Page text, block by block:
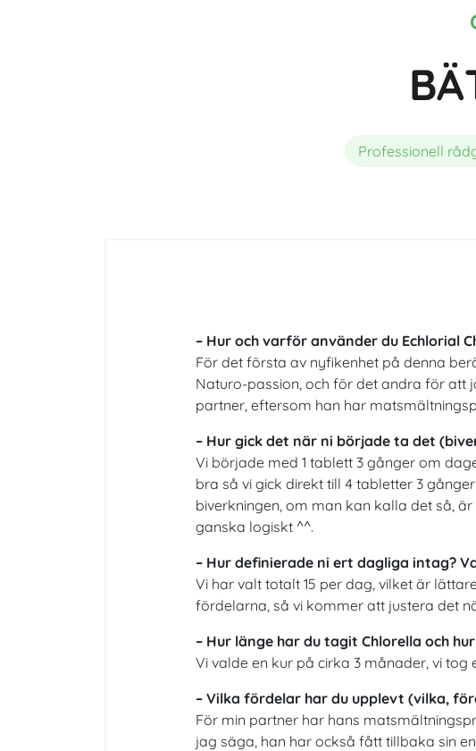
Professionell
– Hur och varför använder du Echlorial
För det första av nyfikenhet på denna
Naturo-passion, och för det andra för att
partner, eftersom han har
– Hur gick det när ni började ta det
Vi började med 1 tablett 3 gånger om
bra så vi gick direkt till 4 tabletter 3
biverkningen, om man kan kalla det så,
ganska logiskt ^^.
– Hur definierade ni ert dagliga intag?
Vi har valt totalt 15 per dag, vilket är
fördelarna, så vi kommer att justera det
– Hur länge har du tagit Chlorella och
Vi valde en kur på cirka 3 månader, vi tog
– Vilka fördelar har du upplevt (vilka,
För min partner har hans
jag säga, han har också fått tillbaka sin